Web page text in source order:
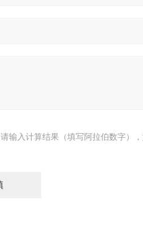
请输入计算结果（填写阿拉伯数字）